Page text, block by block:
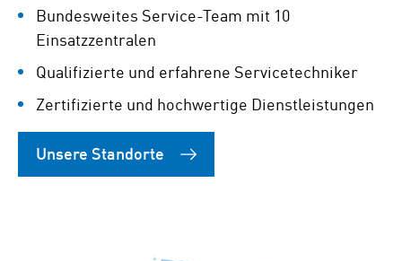
Bundesweites Service-Team mit 10
Einsatzzentralen
Qualifizierte und erfahrene Servicetechniker
Zertifizierte und hochwertige Dienstleistungen
Unsere Standorte